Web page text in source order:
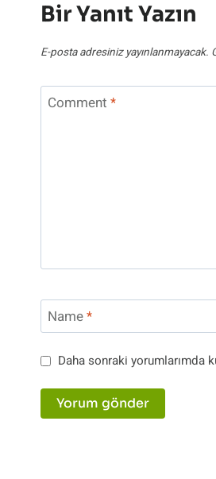
Bir Yanıt Yazın
E-posta adresiniz yayınlanmayacak.
Comment *
Name*
Daha sonraki yorumlarımda